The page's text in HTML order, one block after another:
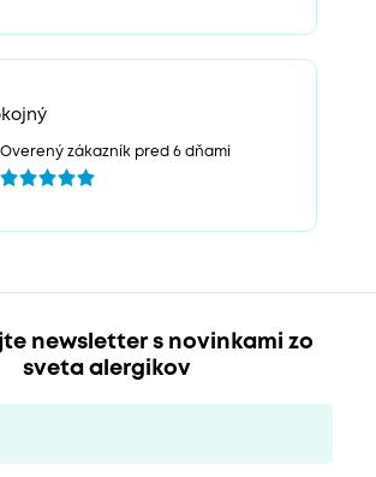
Overený zákazník pred 6 dňami
newsletter s novinkami zo
sveta alergikov